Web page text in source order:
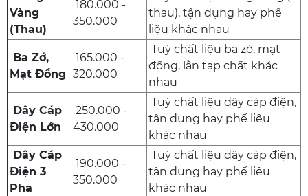
Vàng
(Thau)
180.000 -
350.000
thau), tận dụng hay phế
liệu khác nhau
Ba Zớ,
Mạt Đồng
165.000 -
320.000
Tuỳ chất liệu ba zớ, mạt
đồng, lẫn tạp chất khác
nhau
Dây Cáp
Điện Lớn
250.000 -
430.000
Tuỳ chất liệu dây cáp điện,
tận dụng hay phế liệu
khác nhau
Dây Cáp
Điện 3
Pha
190.000 -
350.000
Tuỳ chất liệu dây cáp điện,
tận dụng hay phế liệu
khác nhau